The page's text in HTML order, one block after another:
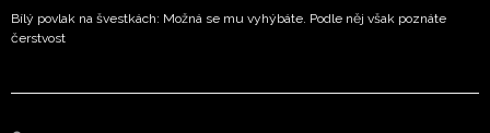
Bílý povlak na švestkách: Možná se mu vyhýbáte. Podle něj však poznáte
čerstvost